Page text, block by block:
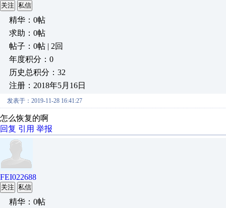
关注 私信
精华：0帖
求助：0帖
帖子：0帖 | 2回
年度积分：0
历史总积分：32
注册：2018年5月16日
发表于：2019-11-28 16:41:27
怎么恢复的啊
回复 引用 举报
FEI022688
关注 私信
精华：0帖